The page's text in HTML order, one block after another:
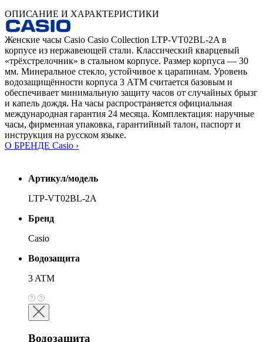
ОПИСАНИЕ И ХАРАКТЕРИСТИКИ
Женские часы Casio Casio Collection LTP-VT02BL-2A в
корпусе из нержавеющей стали. Классический кварцевый
«трёхстрелочник» в стальном корпусе. Размер корпуса — 30
мм. Минеральное стекло, устойчивое к царапинам. Уровень
водозащищённости корпуса 3 АТМ считается базовым и
обеспечивает минимальную защиту часов от случайных брызг
и капель дождя. На часы распространяется официальная
международная гарантия 24 месяца. Комплектация: наручные
часы, фирменная упаковка, гарантийный талон, паспорт и
инструкция на русском языке.
О БРЕНДЕ Casio ›
Артикул/модель
LTP-VT02BL-2A
Бренд
Casio
Водозащита
3 ATM
Водозащита